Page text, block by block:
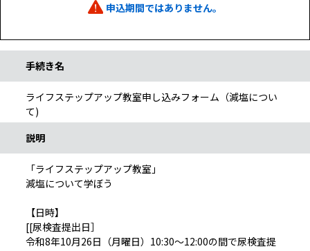
申込期間ではありません。
手続き名
ライフステップアップ教室申し込みフォーム（減塩につい
て)
説明
「ライフステップアップ教室」
減塩について学ぼう
【日時】
[[尿検査提出日］
令和8年10月26日（月曜日）10:30～12:00の間で尿検査提